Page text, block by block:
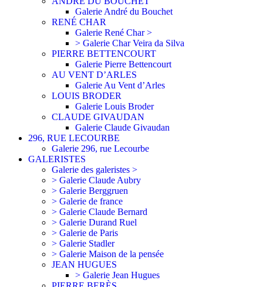
Galerie André du Bouchet
RENÉ CHAR
Galerie René Char >
> Galerie Char Veira da Silva
PIERRE BETTENCOURT
Galerie Pierre Bettencourt
AU VENT D’ARLES
Galerie Au Vent d’Arles
LOUIS BRODER
Galerie Louis Broder
CLAUDE GIVAUDAN
Galerie Claude Givaudan
296, RUE LECOURBE
Galerie 296, rue Lecourbe
GALERISTES
Galerie des galeristes >
> Galerie Claude Aubry
> Galerie Berggruen
> Galerie de france
> Galerie Claude Bernard
> Galerie Durand Ruel
> Galerie de Paris
> Galerie Stadler
> Galerie Maison de la pensée
JEAN HUGUES
> Galerie Jean Hugues